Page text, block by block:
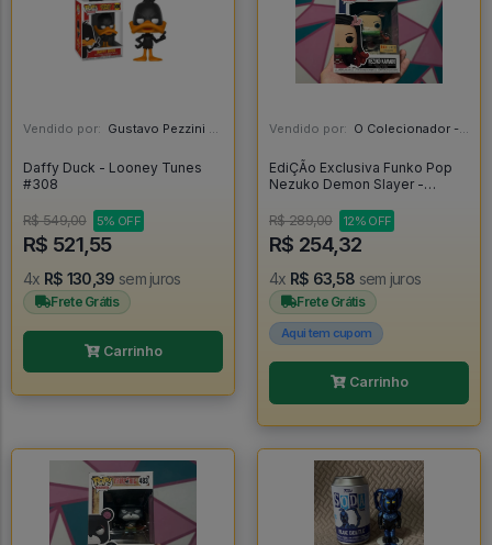
Vendido por: Gustavo Pezzini - MG
Daffy Duck - Looney Tunes
#308
R$ 549,00 5% OFF
R$ 521,55
4x R$ 130,39 sem juros
Frete Grátis
Carrinho
Vendido por: O Colecionador - SP
EdiÇÃo Exclusiva Funko Pop
Nezuko Demon Slayer -
R$ 289,00
12% OFF
R$ 254,32
4x R$ 63,58 sem juros
Frete Grátis
Aqui tem cupom
Carrinho